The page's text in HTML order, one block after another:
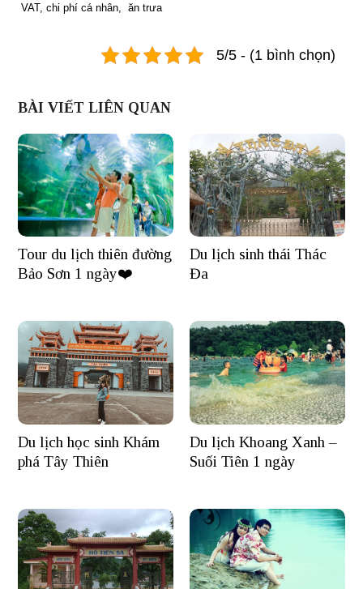
VAT, chi phí cá nhân, ăn trưa
5/5 - (1 bình chọn)
BÀI VIẾT LIÊN QUAN
Tour du lịch thiên đường
Bảo Sơn 1 ngày❤️
Du lịch sinh thái Thác
Đa
Du lịch học sinh Khám
phá Tây Thiên
Du lịch Khoang Xanh –
Suối Tiên 1 ngày